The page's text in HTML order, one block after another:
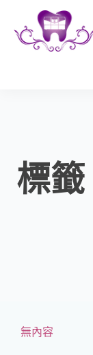
標
無內容